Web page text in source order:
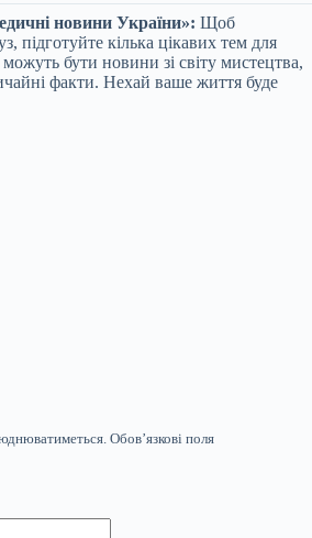
новини України»: Щоб
підготуйте кілька цікавих тем для
бути новини зі світу мистецтва,
факти. Нехай ваше життя буде
Обов’язкові поля